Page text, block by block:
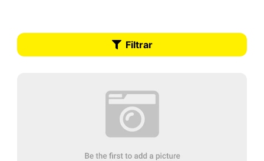
Filtrar